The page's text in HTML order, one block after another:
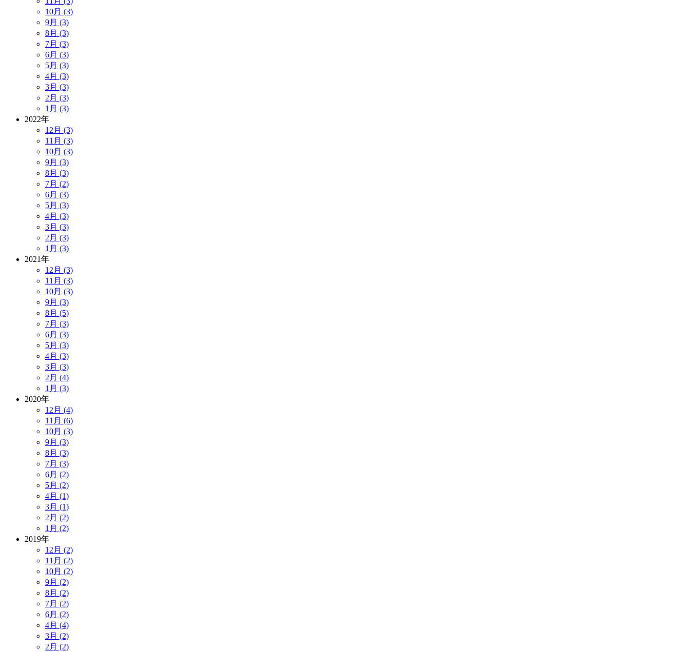
10月 (3)
9月 (3)
8月 (3)
7月 (3)
6月 (3)
5月 (3)
4月 (3)
3月 (3)
2月 (3)
1月 (3)
2022年
12月 (3)
11月 (3)
10月 (3)
9月 (3)
8月 (3)
7月 (2)
6月 (3)
5月 (3)
4月 (3)
3月 (3)
2月 (3)
1月 (3)
2021年
12月 (3)
11月 (3)
10月 (3)
9月 (3)
8月 (5)
7月 (3)
6月 (3)
5月 (3)
4月 (3)
3月 (3)
2月 (4)
1月 (3)
2020年
12月 (4)
11月 (6)
10月 (3)
9月 (3)
8月 (3)
7月 (3)
6月 (2)
5月 (2)
4月 (1)
3月 (1)
2月 (2)
1月 (2)
2019年
12月 (2)
11月 (2)
10月 (2)
9月 (2)
8月 (2)
7月 (2)
6月 (2)
4月 (4)
3月 (2)
2月 (2)